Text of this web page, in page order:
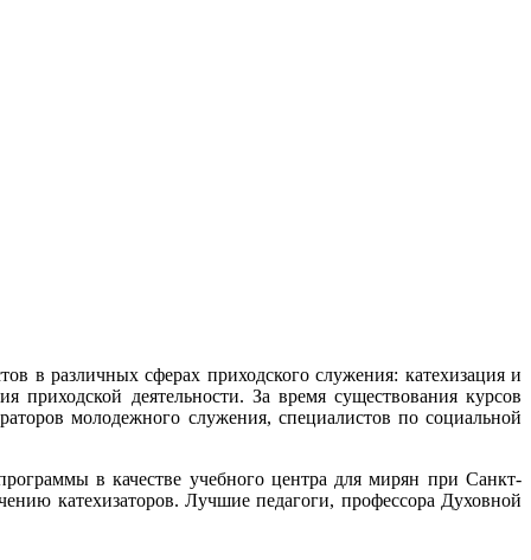
в различных сферах приходского служения: катехизация и
приходской деятельности. За время существования курсов
молодежного служения, специалистов по социальной
в качестве учебного центра для мирян при Санкт-
катехизаторов. Лучшие педагоги, профессора Духовной